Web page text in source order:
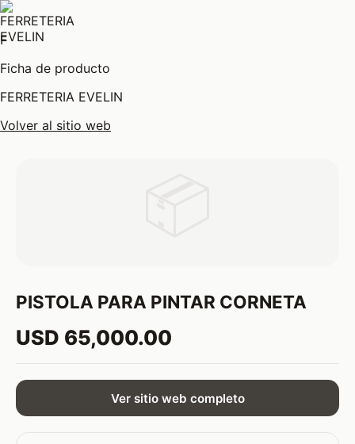
F
Ficha de producto
FERRETERIA EVELIN
Volver al sitio web
PISTOLA PARA PINTAR CORNETA
USD 65,000.00
Ver sitio web completo